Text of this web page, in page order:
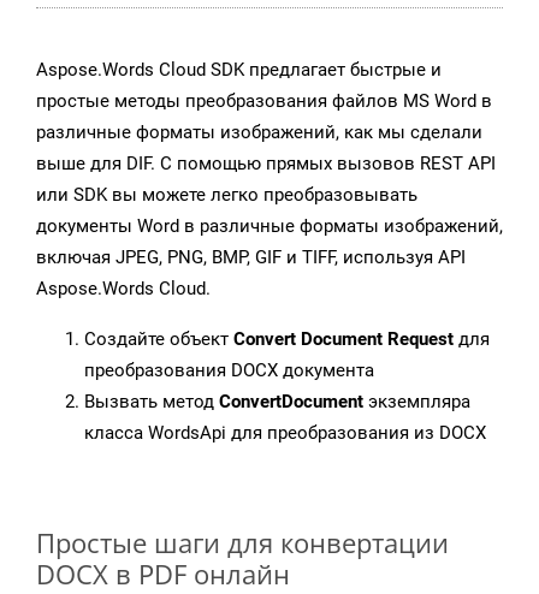
Aspose.Words Cloud SDK предлагает быстрые и
простые методы преобразования файлов MS Word в
различные форматы изображений, как мы сделали
выше для DIF. С помощью прямых вызовов REST API
или SDK вы можете легко преобразовывать
документы Word в различные форматы изображений,
включая JPEG, PNG, BMP, GIF и TIFF, используя API
Aspose.Words Cloud.
Создайте объект Convert Document Request для
преобразования DOCX документа
Вызвать метод ConvertDocument экземпляра
класса WordsApi для преобразования из DOCX
Простые шаги для конвертации
DOCX в PDF онлайн